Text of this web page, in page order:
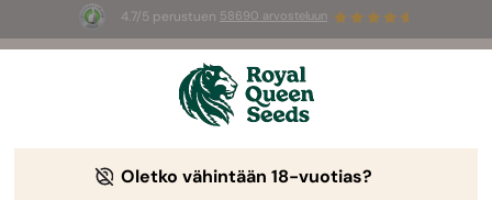
4.7/5 perustuen 58690 arvosteluun
3 White Widow Auto mag
Oletko vähintään 18-vuotias?